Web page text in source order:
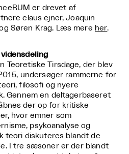
er drevet af
claus ejner, Joaquin
Søren Krag. Læs mere her.
Teoretiske Tirsdage, der blev
undersøger rammerne for
filosofi og nyere
Gennem en deltagerbaseret
der op for kritiske
hvor emner som
psykoanalyse og
teori diskuteres blandt de
I tre sæsoner er der blandt